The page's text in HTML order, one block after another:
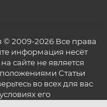
© 2009-2026 Все права
информация несёт
сайте не является
Статьи
во всех для вас
его